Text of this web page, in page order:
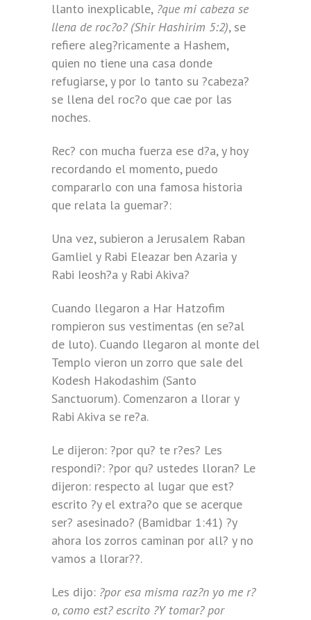
llanto inexplicable, ?que mi cabeza se
llena de roc?o? (Shir Hashirim 5:2), se
refiere aleg?ricamente a Hashem,
quien no tiene una casa donde
refugiarse, y por lo tanto su ?cabeza?
se llena del roc?o que cae por las
noches.
Rec? con mucha fuerza ese d?a, y hoy
recordando el momento, puedo
compararlo con una famosa historia
que relata la guemar?:
Una vez, subieron a Jerusalem Raban
Gamliel y Rabi Eleazar ben Azaria y
Rabi Ieosh?a y Rabi Akiva?
Cuando llegaron a Har Hatzofim
rompieron sus vestimentas (en se?al
de luto). Cuando llegaron al monte del
Templo vieron un zorro que sale del
Kodesh Hakodashim (Santo
Sanctuorum). Comenzaron a llorar y
Rabi Akiva se re?a.
Le dijeron: ?por qu? te r?es? Les
respondi?: ?por qu? ustedes lloran? Le
dijeron: respecto al lugar que est?
escrito ?y el extra?o que se acerque
ser? asesinado? (Bamidbar 1:41) ?y
ahora los zorros caminan por all? y no
vamos a llorar??.
Les dijo: ?por esa misma raz?n yo me r?
o, como est? escrito ?Y tomar? por